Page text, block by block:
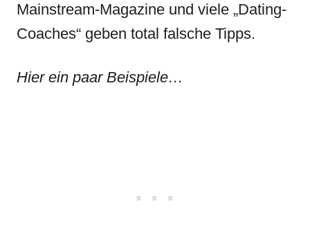
Mainstream-Magazine und viele „Dating-
Coaches“ geben total falsche Tipps.
Hier ein paar Beispiele…